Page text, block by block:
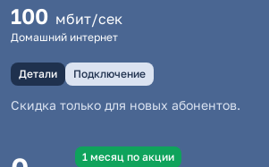
100 мбит/сек
Домашний интернет
Детали Подключение
Скидка только для новых абонентов.
1 месяц по акции